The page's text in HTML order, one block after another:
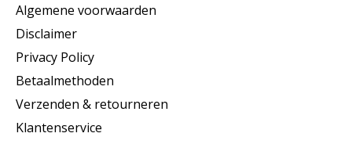
Algemene voorwaarden
Disclaimer
Privacy Policy
Betaalmethoden
Verzenden & retourneren
Klantenservice